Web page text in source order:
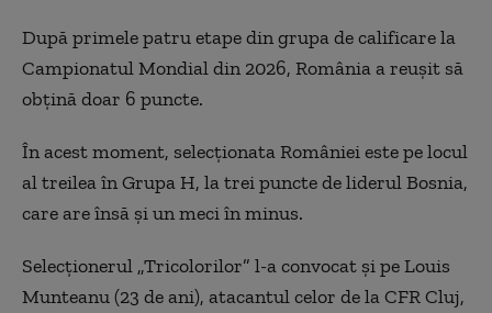
După primele patru etape din grupa de calificare la
Campionatul Mondial din 2026, România a reușit să
obțină doar 6 puncte.
În acest moment, selecționata României este pe locul
al treilea în Grupa H, la trei puncte de liderul Bosnia,
care are însă și un meci în minus.
Selecționerul „Tricolorilor” l-a convocat și pe Louis
Munteanu (23 de ani), atacantul celor de la CFR Cluj,